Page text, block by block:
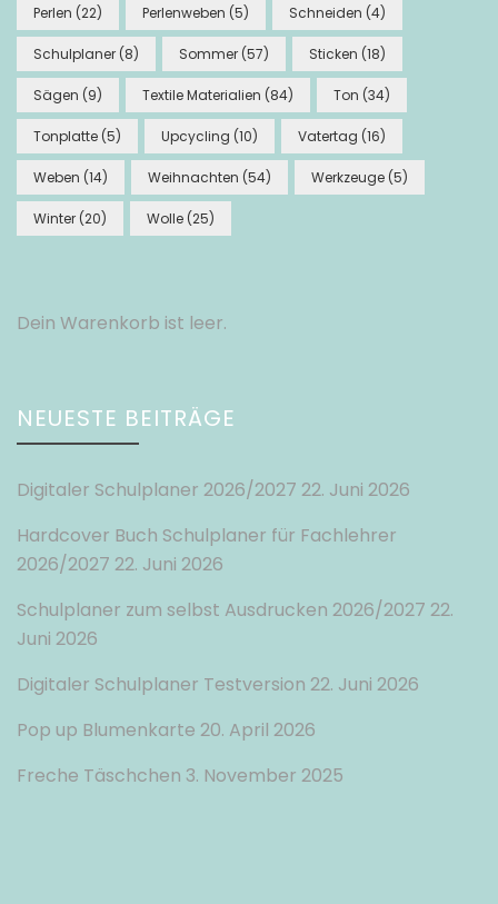
Perlen (22) Perlenweben (5) Schneiden (4)
Schulplaner (8) Sommer (57) Sticken (18)
Sägen (9) Textile Materialien (84) Ton (34)
Tonplatte (5) Upcycling (10) Vatertag (16)
Weben (14) Weihnachten (54) Werkzeuge (5)
Winter (20) Wolle (25)
Dein Warenkorb ist leer.
NEUESTE BEITRÄGE
Digitaler Schulplaner 2026/2027 22. Juni 2026
Hardcover Buch Schulplaner für Fachlehrer
2026/2027 22. Juni 2026
Schulplaner zum selbst Ausdrucken 2026/2027 22.
Juni 2026
Digitaler Schulplaner Testversion 22. Juni 2026
Pop up Blumenkarte 20. April 2026
Freche Täschchen 3. November 2025